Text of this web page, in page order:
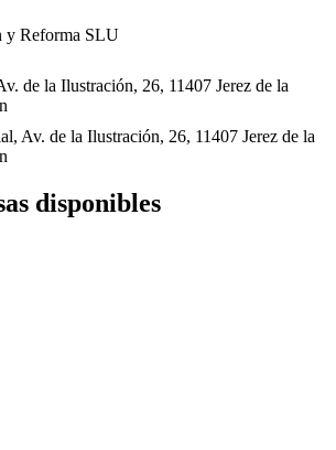
y Reforma SLU
de la Ilustración, 26, 11407 Jerez de la
Av. de la Ilustración, 26, 11407 Jerez de la
disponibles